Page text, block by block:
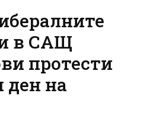
в САЩ
протести
ден на